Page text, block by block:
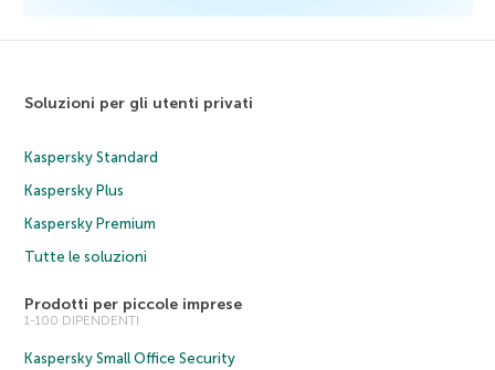
Soluzioni per gli utenti privati
Kaspersky Standard
Kaspersky Plus
Kaspersky Premium
Tutte le soluzioni
Prodotti per piccole imprese
1-100 DIPENDENTI
Kaspersky Small Office Security